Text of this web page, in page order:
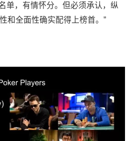
名单，有情怀分。但必须承认，纵
和全面性确实配得上榜首。”